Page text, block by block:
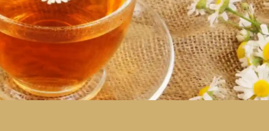
Parenthese Café
Conviez vos amis à une vente privée